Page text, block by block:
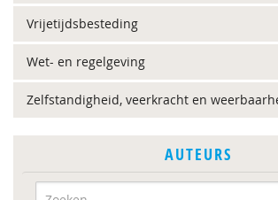
Vrijetijdsbesteding
Wet- en regelgeving
Zelfstandigheid, veerkracht en
AUTEURS